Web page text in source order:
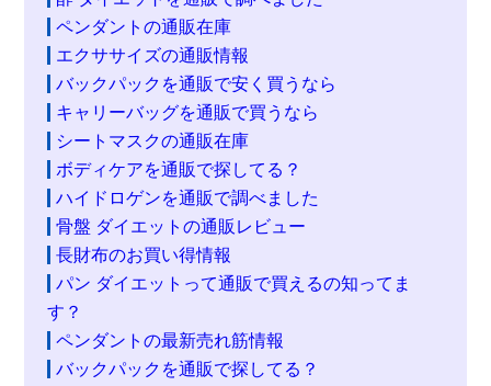
ペンダントの通販在庫
エクササイズの通販情報
バックパックを通販で安く買うなら
キャリーバッグを通販で買うなら
シートマスクの通販在庫
ボディケアを通販で探してる？
ハイドロゲンを通販で調べました
骨盤 ダイエットの通販レビュー
長財布のお買い得情報
パン ダイエットって通販で買えるの知ってま
す？
ペンダントの最新売れ筋情報
バックパックを通販で探してる？